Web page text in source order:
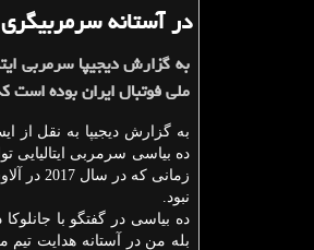
در آستانه
به گزارش دیجیپا سرمربی
ملی فوتبال ایران بوده است
به گزارش دیجیپا به نقل از
زمانی
نبود.
ده بیاسی در گفتگو با جانلوكا
بله من در آستانه هدایت تیم